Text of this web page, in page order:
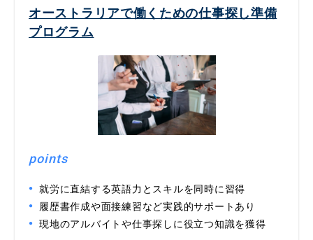
オーストラリアで働くための仕事探し準備
プログラム
points
就労に直結する英語力とスキルを同時に習得
履歴書作成や面接練習など実践的サポートあり
現地のアルバイトや仕事探しに役立つ知識を獲得